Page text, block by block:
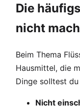
Die
nicht
Beim Thema
Hausmittel, die
Dinge solltest
Nicht